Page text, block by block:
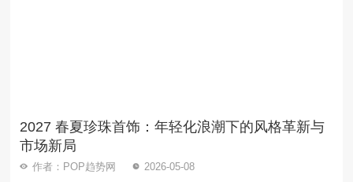
2027 春夏珍珠首饰：年轻化浪潮下的风格革新与
市场新局
作者：POP趋势网 2026-05-08